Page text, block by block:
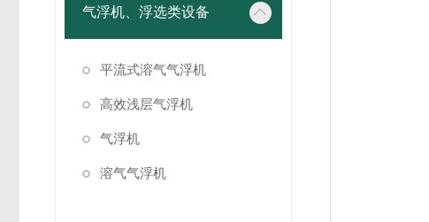
气浮机、浮选类设备
平流式溶气气浮机
高效浅层气浮机
气浮机
溶气气浮机